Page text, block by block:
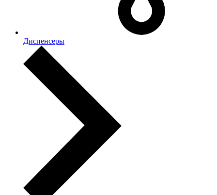
Диспенсеры